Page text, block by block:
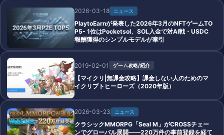
2026-03-18 ニュース
PlaytoEarnが発表した2026年3月のNFTゲームTO
P5- 1位はPocketsol、SOL入金で対AI戦・USDC
報酬獲得のシンプルモデルが牽引
2019-02-01 ゲーム攻略/紹介
【マイクリ|無課金攻略】課金しない人のためのマ
イクリプトヒーローズ（2020年版）
2026-03-23 ニュース
クラシックMMORPG「Seal M」がCROSSチェー
ンでグローバル展開——220万件の事前登録を経て